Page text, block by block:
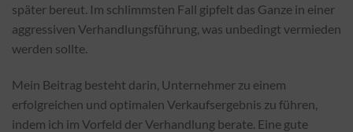
später bereut. Im schlimmsten Fall gipfelt das Ganze in einer
aggressiven Verhandlungsführung, was unbedingt vermieden
werden sollte.
Mein Beitrag besteht darin, Unternehmer zu einem
erfolgreichen und optimalen Verkaufsergebnis zu führen,
indem ich im Vorfeld der Verhandlung berate. Eine gute